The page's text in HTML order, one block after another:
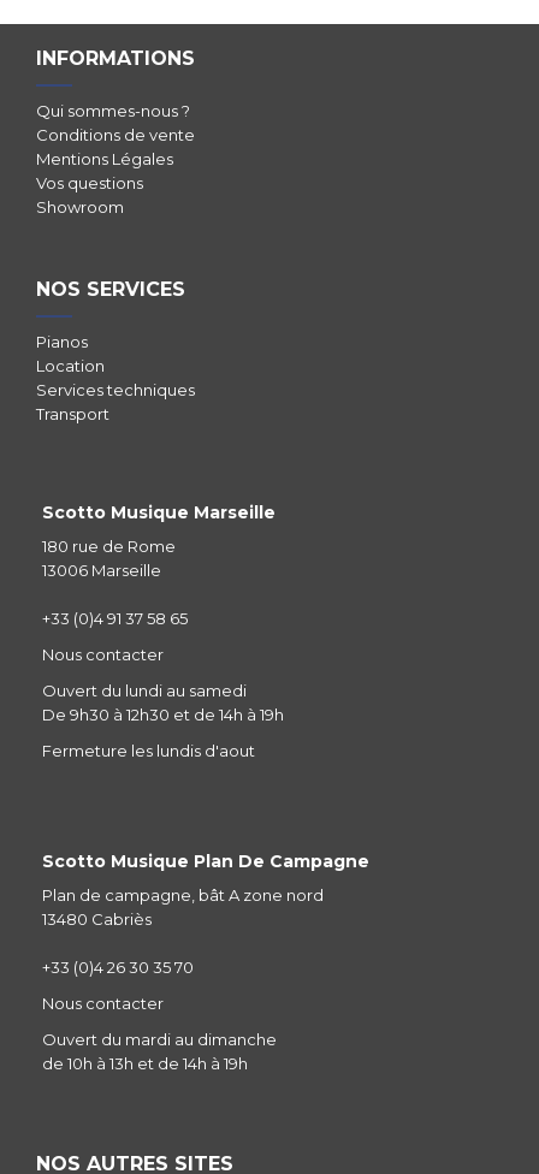
INFORMATIONS
Qui sommes-nous ?
Conditions de vente
Mentions Légales
Vos questions
Showroom
NOS SERVICES
Pianos
Location
Services techniques
Transport
Scotto Musique Marseille
180 rue de Rome
13006 Marseille
+33 (0)4 91 37 58 65
Nous contacter
Ouvert du lundi au samedi
De 9h30 à 12h30 et de 14h à 19h
Fermeture les lundis d'aout
Scotto Musique Plan De Campagne
Plan de campagne, bât A zone nord
13480 Cabriès
+33 (0)4 26 30 35 70
Nous contacter
Ouvert du mardi au dimanche
de 10h à 13h et de 14h à 19h
NOS AUTRES SITES